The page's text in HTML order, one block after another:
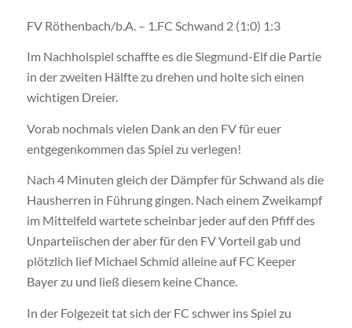
FV Röthenbach/b.A. – 1.FC Schwand 2 (1:0) 1:3
Im Nachholspiel schaffte es die Siegmund-Elf die Partie
in der zweiten Hälfte zu drehen und holte sich einen
wichtigen Dreier.
Vorab nochmals vielen Dank an den FV für euer
entgegenkommen das Spiel zu verlegen!
Nach 4 Minuten gleich der Dämpfer für Schwand als die
Hausherren in Führung gingen. Nach einem Zweikampf
im Mittelfeld wartete scheinbar jeder auf den Pfiff des
Unparteiischen der aber für den FV Vorteil gab und
plötzlich lief Michael Schmid alleine auf FC Keeper
Bayer zu und ließ diesem keine Chance.
In der Folgezeit tat sich der FC schwer ins Spiel zu